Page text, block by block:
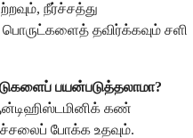
நீர்ச்சத்து
தவிர்க்கவும் சளி
பயன்படுத்தலாமா?
கண்
போக்க உதவும்.